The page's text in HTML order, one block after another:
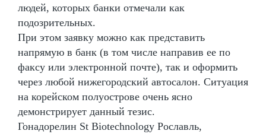
людей, которых банки отмечали как
подозрительных.
При этом заявку можно как представить
напрямую в банк (в том числе направив ее по
факсу или электронной почте), так и оформить
через любой нижегородский автосалон. Ситуация
на корейском полуострове очень ясно
демонстрирует данный тезис.
Гонадорелин St Biotechnology Рославль,